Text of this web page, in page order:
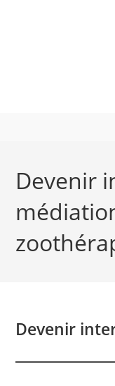
Devenir
Devenir